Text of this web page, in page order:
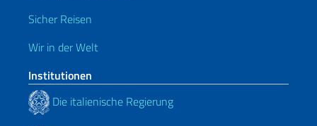
Sicher Reisen
Wir in der Welt
Institutionen
Die italienische Regierung